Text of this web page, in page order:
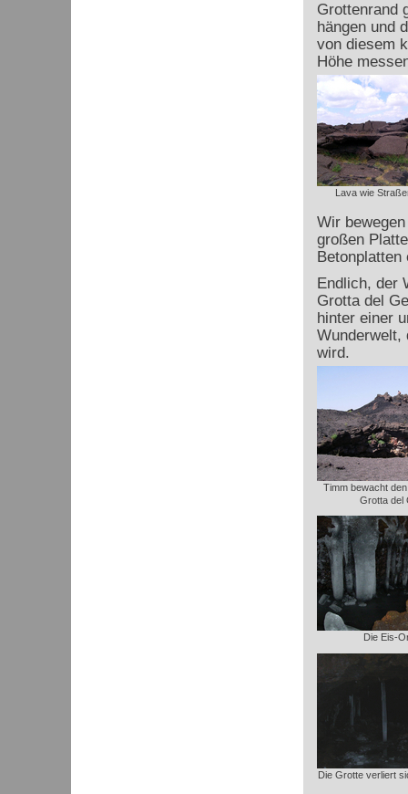
Grottenrand
hängen und
von diesem
Höhe
Lava wie
Wir
großen
Betonplatten
Endlich, der
Grotta del
hinter einer
Wunderwelt,
wird.
Timm bewacht
Grotta del
Die Eis-
Die Grotte verliert